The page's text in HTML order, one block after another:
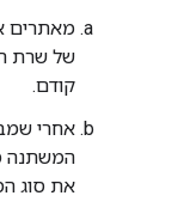
קודם.
אחרי
המשתנה
את סוג